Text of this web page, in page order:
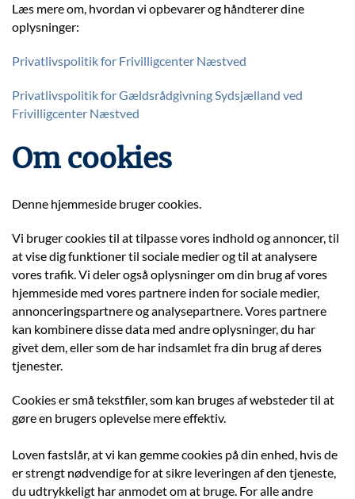
Læs mere om, hvordan vi opbevarer og håndterer dine
oplysninger:
Privatlivspolitik for Frivilligcenter Næstved
Privatlivspolitik for Gældsrådgivning Sydsjælland ved
Frivilligcenter Næstved
Om cookies
Denne hjemmeside bruger cookies.
Vi bruger cookies til at tilpasse vores indhold og annoncer, til
at vise dig funktioner til sociale medier og til at analysere
vores trafik. Vi deler også oplysninger om din brug af vores
hjemmeside med vores partnere inden for sociale medier,
annonceringspartnere og analysepartnere. Vores partnere
kan kombinere disse data med andre oplysninger, du har
givet dem, eller som de har indsamlet fra din brug af deres
tjenester.
Cookies er små tekstfiler, som kan bruges af websteder til at
gøre en brugers oplevelse mere effektiv.
Loven fastslår, at vi kan gemme cookies på din enhed, hvis de
er strengt nødvendige for at sikre leveringen af den tjeneste,
du udtrykkeligt har anmodet om at bruge. For alle andre